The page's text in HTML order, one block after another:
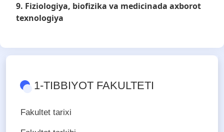
9. Fiziologiya, biofizika va medicinada axborot
texnologiya
1-TIBBIYOT FAKULTETI
Fakultet tarixi